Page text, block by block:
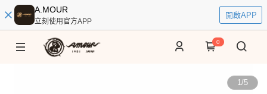
A.MOUR
立刻使用官方APP
開啟APP
0
1/5